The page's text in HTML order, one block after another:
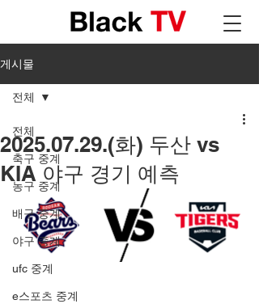
게시물
전체
축구 중계
농구 중계
배구 중계
야구 중계
ufc 중계
e스포츠 중계
전체
2025.07.29.(화) 두산 vs
KIA 야구 경기 예측